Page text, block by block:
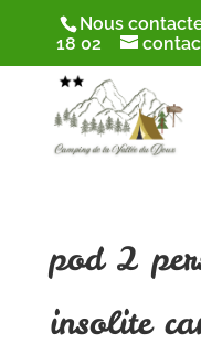
Nous
18 02
pod 2
insolite